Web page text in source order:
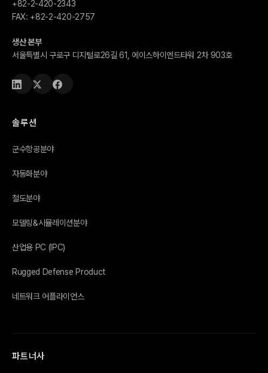
+82-2-420-2343
FAX: +82-2-420-2757
생산 본부
서울특별시 구로구 디지털로26길 61, 에이스하이엔드타워 2차 903호
솔루션
군수항공분야
자동화분야
철도분야
모델링&시뮬레이션분야
산업용 PC (IPC)
Rugged Defense Product
네트워크 어플라이언스
파트너사